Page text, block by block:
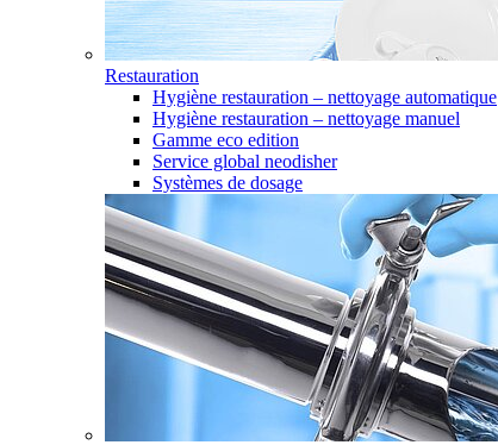
Restauration
Hygiène restauration – nettoyage automatique
Hygiène restauration – nettoyage manuel
Gamme eco edition
Service global neodisher
Systèmes de dosage